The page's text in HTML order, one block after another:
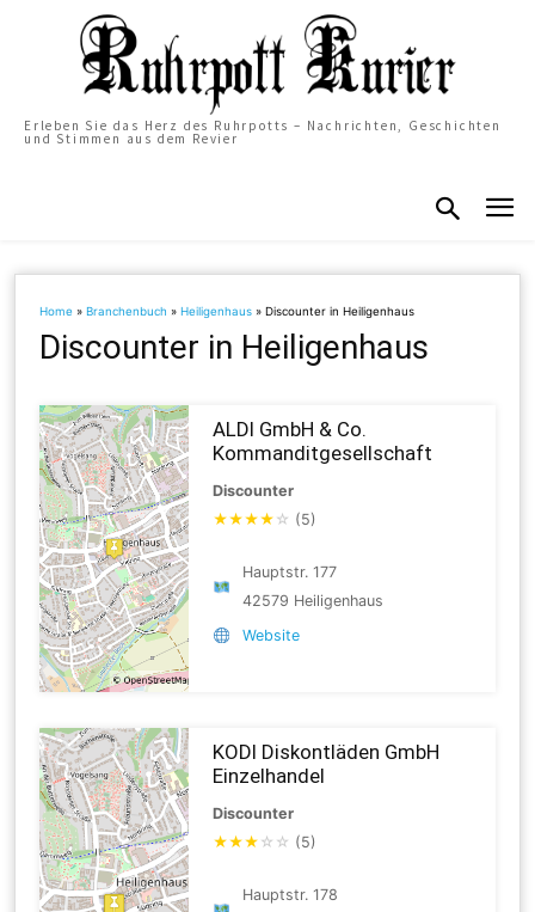
Erleben Sie das Herz des Ruhrpotts – Nachrichten, Geschichten
und Stimmen aus dem Revier
Home »Branchenbuch »Heiligenhaus »Discounter in Heiligenhaus
Discounter in Heiligenhaus
ALDI GmbH & Co.
Kommanditgesellschaft
Discounter
★★★★ ☆ (5)
Hauptstr. 177
42579 Heiligenhaus
Website
KODI Diskontläden GmbH
Einzelhandel
Discounter
★★★ ☆ ☆ (5)
Hauptstr. 178